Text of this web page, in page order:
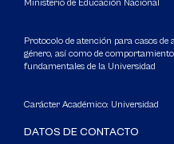
Ministerio de Educación Nacional
Protocolo de atención para casos de
género, así como de
fundamentales de la Universidad
Carácter Académico: Universidad
DATOS DE CONTACTO